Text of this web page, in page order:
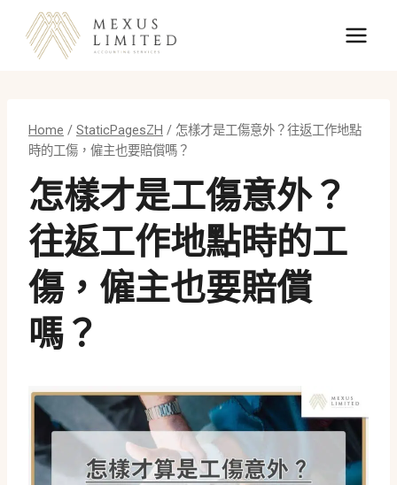
content
Home / StaticPagesZH / 怎樣才是工傷意外？往返工作地點
時的工傷，僱主也要賠償嗎？
怎樣才是工傷意外？
往返工作地點時的工
傷，僱主也要賠償
嗎？